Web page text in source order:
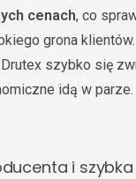
cenach, co
grona
szybko się
idą w parze.
i